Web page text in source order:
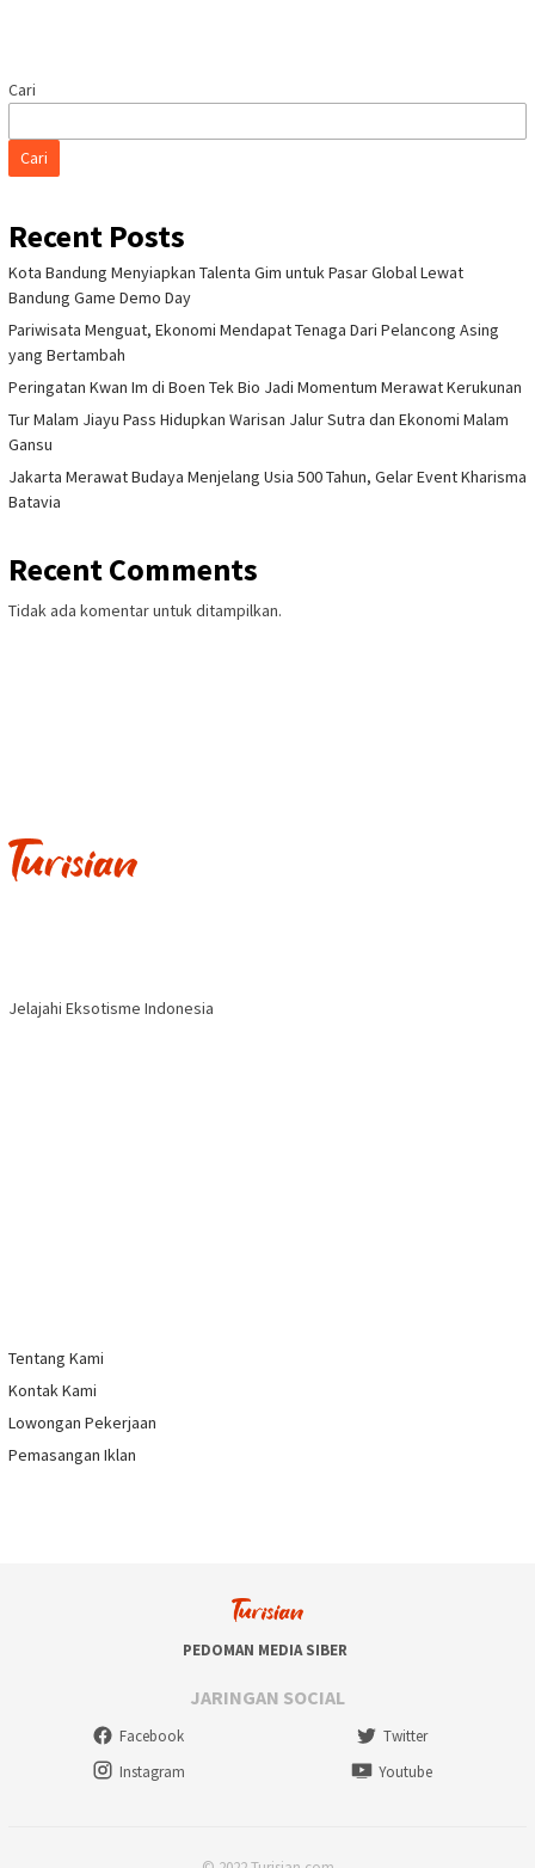
Cari
Cari
Recent Posts
Kota Bandung Menyiapkan Talenta Gim untuk Pasar Global Lewat
Bandung Game Demo Day
Pariwisata Menguat, Ekonomi Mendapat Tenaga Dari Pelancong Asing
yang Bertambah
Peringatan Kwan Im di Boen Tek Bio Jadi Momentum Merawat Kerukunan
Tur Malam Jiayu Pass Hidupkan Warisan Jalur Sutra dan Ekonomi Malam
Gansu
Jakarta Merawat Budaya Menjelang Usia 500 Tahun, Gelar Event Kharisma
Batavia
Recent Comments
Tidak ada komentar untuk ditampilkan.
Jelajahi Eksotisme Indonesia
Tentang Kami
Kontak Kami
Lowongan Pekerjaan
Pemasangan Iklan
PEDOMAN MEDIA SIBER
JARINGAN SOCIAL
Facebook
Twitter
Instagram
Youtube